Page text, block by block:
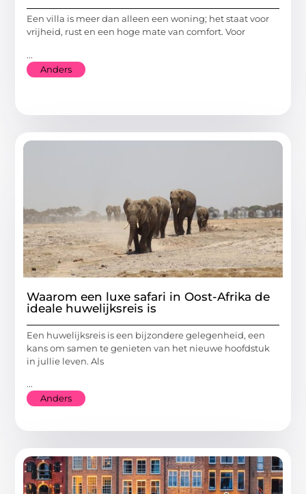
Een villa is meer dan alleen een woning; het staat voor
vrijheid, rust en een hoge mate van comfort. Voor
...
Anders
Waarom een luxe safari in Oost-Afrika de
ideale huwelijksreis is
Een huwelijksreis is een bijzondere gelegenheid, een
kans om samen te genieten van het nieuwe hoofdstuk
in jullie leven. Als
...
Anders